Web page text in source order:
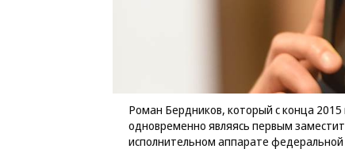
Роман Бердников, который с конца 2015
одновременно являясь первым
исполнительном аппарате